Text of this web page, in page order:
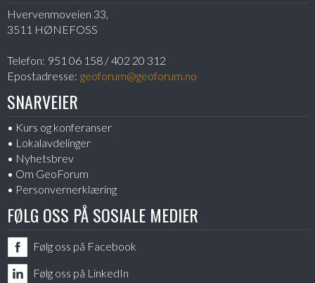
Hvervenmoveien 33,
3511 HØNEFOSS
Telefon: 951 06 158 / 402 20 312
Epostadresse: geoforum@geoforum.no
SNARVEIER
Kurs og konferanser
Lokalavdelinger
Nyhetsbrev
Om GeoForum
Personvernerklæring
FØLG OSS PÅ SOSIALE MEDIER
Følg oss på Facebook
Følg oss på LinkedIn